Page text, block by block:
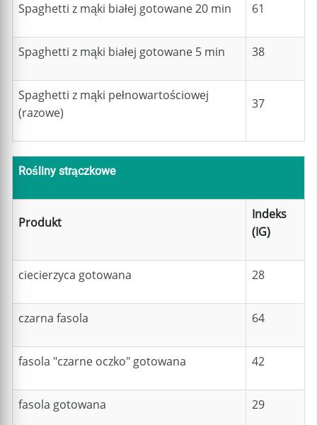
Spaghetti z mąki białej gotowane 20 min 61
Spaghetti z mąki białej gotowane 5 min 38
Spaghetti z mąki pełnowartościowej
(razowe)
37
Rośliny strączkowe
Produkt
Indeks
(IG)
ciecierzyca gotowana 28
czarna fasola 64
fasola "czarne oczko" gotowana 42
fasola gotowana 29